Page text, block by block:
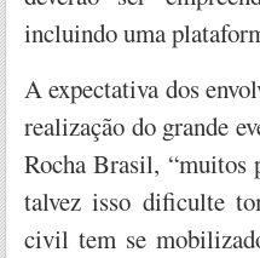
incluindo uma
A expectativa dos
realização do grande
Rocha Brasil, “muitos
talvez isso dificulte
civil tem se